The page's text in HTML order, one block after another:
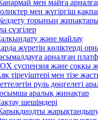
мен майға
мен жүгіргіш
торының
сүзгілер
және майлау
жүретін көліктерді
арналған
суспензия және соққы
тіреуіштері мен тізе
руль дөңгелегі
аралық жинақтар
шешімдері